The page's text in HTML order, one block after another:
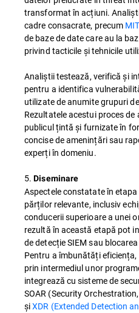
transformat în acțiuni.
cadre consacrate, precum
de baze de date care au la
privind tacticile și tehnicile
Analiștii testează, verifică și
pentru a identifica
utilizate de anumite grupuri
Rezultatele acestui proces
publicul țintă și furnizate în
concise de amenințări sau
experți în domeniu.
5.Diseminare
Aspectele constatate în
părților relevante, inclusiv
conducerii superioare a unei
rezultă în această etapă pot
de detecție SIEM sau
Pentru a îmbunătăți
prin intermediul unor
integrează cu sisteme de
SOAR (Security
șiXDR (Extended Detection